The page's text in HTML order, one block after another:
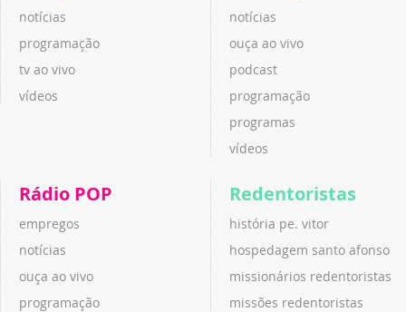
notícias
programação
tv ao vivo
vídeos
notícias
ouça ao vivo
podcast
programação
programas
vídeos
Rádio POP
empregos
notícias
ouça ao vivo
programação
Redentoristas
história pe. vitor
hospedagem santo afonso
missionários redentoristas
missões redentoristas